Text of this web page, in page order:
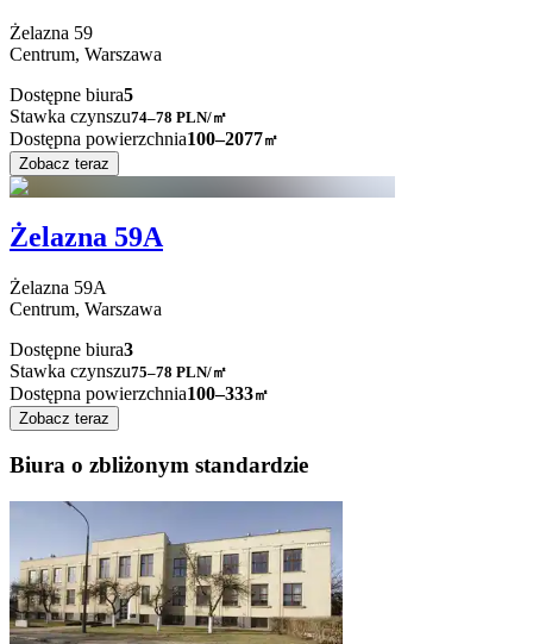
Żelazna 59
Centrum, Warszawa
Dostępne biura5
Stawka czynszu74–78 PLN/㎡
Dostępna powierzchnia100–2077㎡
Zobacz teraz
Żelazna 59A
Żelazna 59A
Centrum, Warszawa
Dostępne biura3
Stawka czynszu75–78 PLN/㎡
Dostępna powierzchnia100–333㎡
Zobacz teraz
Biura o zbliżonym standardzie